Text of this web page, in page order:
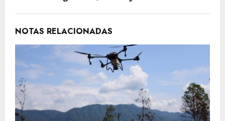
NOTAS RELACIONADAS